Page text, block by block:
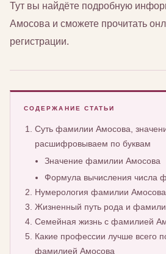
Тут вы найдёте подробную
Амосова и сможете прочитать
регистрации.
СОДЕРЖАНИЕ СТАТЬИ
Суть фамилии Амосова,
расшифровываем по буквам
Значение фамилии Амосова
Формула вычисления числа
Нумерология фамилии
Жизненный путь рода и
Семейная жизнь с фамилией
Какие профессии лучше всего
фамилией Амосова